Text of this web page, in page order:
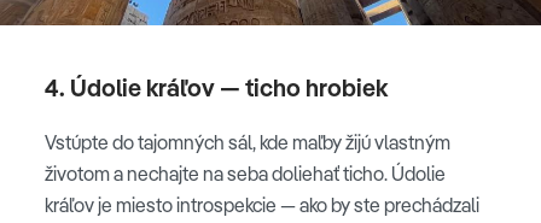
4. Údolie kráľov — ticho hrobiek
Vstúpte do tajomných sál, kde maľby žijú vlastným
životom a nechajte na seba doliehať ticho. Údolie
kráľov je miesto introspekcie — ako by ste prechádzali